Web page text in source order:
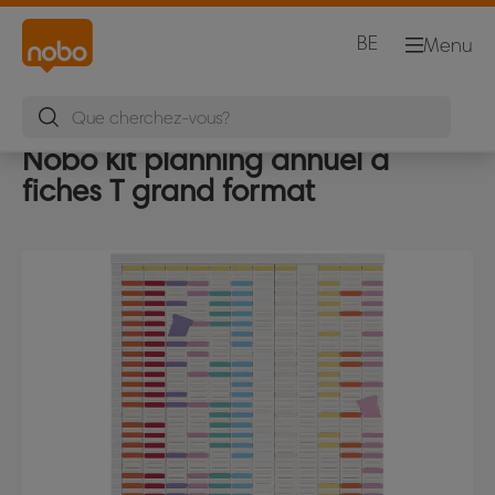
Menu
BE
Nobo kit planning annuel à
fiches T grand format